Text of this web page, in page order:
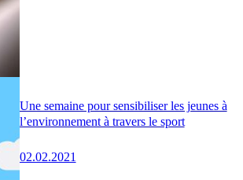
Une semaine pour sensibiliser les jeunes à
l’environnement à travers le sport
02.02.2021